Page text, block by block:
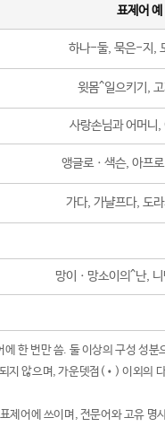
표제어 예
하나-둘, 묵은-지,
윗몸^일으키기,
사랑손님과 어머니,
앵글로ㆍ색슨, 아프
가다, 가냘프다, 도
망이ㆍ망소이의^난,
한 번만 씀. 둘 이상의 구성 성분
지 않으며, 가운뎃점(•) 이외의
어에 쓰이며, 전문어와 고유 명